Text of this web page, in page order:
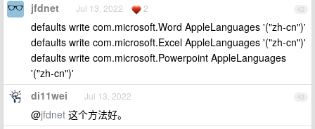
42
jfdnet Jul 13, 2022 2
defaults write com.microsoft.Word AppleLanguages '("zh-cn")'
defaults write com.microsoft.Excel AppleLanguages '("zh-cn")'
defaults write com.microsoft.Powerpoint AppleLanguages
'("zh-cn")'
43
di11wei Jul 13, 2022
@jfdnet 这个方法好。